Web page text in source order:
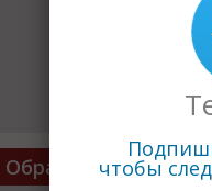
Обратная Связь
чтобы